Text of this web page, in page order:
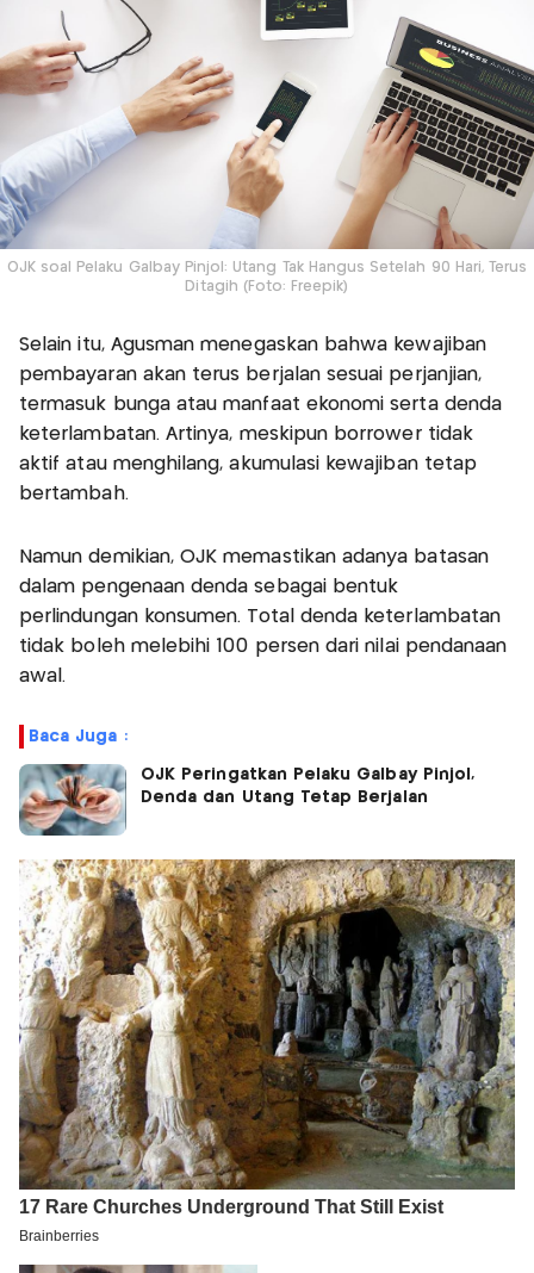
OJK soal Pelaku Galbay Pinjol: Utang Tak Hangus Setelah 90 Hari, Terus
Ditagih (Foto: Freepik)
Selain itu, Agusman menegaskan bahwa kewajiban
pembayaran akan terus berjalan sesuai perjanjian,
termasuk bunga atau manfaat ekonomi serta denda
keterlambatan. Artinya, meskipun borrower tidak
aktif atau menghilang, akumulasi kewajiban tetap
bertambah.
Namun demikian, OJK memastikan adanya batasan
dalam pengenaan denda sebagai bentuk
perlindungan konsumen. Total denda keterlambatan
tidak boleh melebihi 100 persen dari nilai pendanaan
awal.
Baca Juga :
OJK Peringatkan Pelaku Galbay Pinjol,
Denda dan Utang Tetap Berjalan